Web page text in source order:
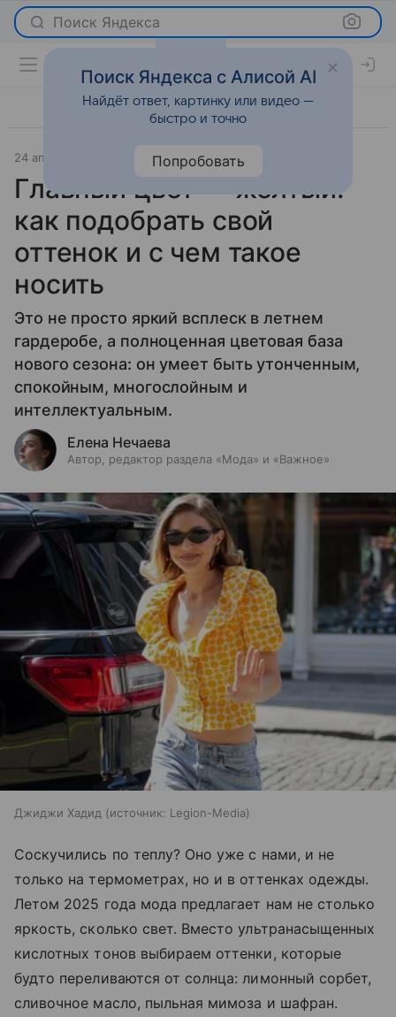
Поиск Яндекса
24 апреля 2025
Главный цвет — желтый:
как подобрать свой
оттенок и с чем такое
носить
Это не просто яркий всплеск в летнем
гардеробе, а полноценная цветовая база
нового сезона: он умеет быть утонченным,
спокойным, многослойным и
интеллектуальным.
Елена Нечаева
Автор, редактор раздела «Мода» и «Важное»
Джиджи Хадид источник: Legion-Media
Соскучились по теплу? Оно уже с нами, и не
только на термометрах, но и в оттенках одежды.
Летом 2025 года мода предлагает нам не столько
яркость, сколько свет. Вместо ультранасыщенных
кислотных тонов выбираем оттенки, которые
будто переливаются от солнца: лимонный сорбет,
сливочное масло, пыльная мимоза и шафран.
Поиск Яндекса с Алисой AI
Найдёт ответ, картинку или видео —
быстро и точно
Попробовать